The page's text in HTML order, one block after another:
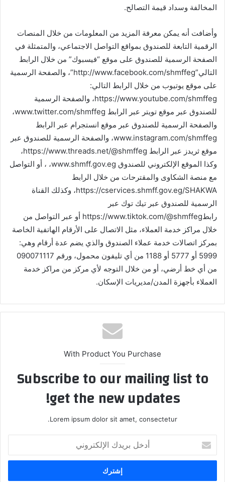
المخالفة وسداد قيمة التصالح.
وأضافت أنه يمكن معرفة المزيد من المعلومات من خلال المنصات
الرقمية التابعة للصندوق بمواقع التواصل الاجتماعي، والمتمثلة في
الصفحة الرسمية للصندوق على موقع “فيسبوك” من خلال الرابط
التالي”http://www.facebook.com/shmffeg”، والصفحة الرسمية
على موقع يوتيوب من خلال الرابط التالي:
https://www.youtube.com/shmffeg، والصفحة الرسمية
للصندوق عبر موقع تويتر عبر الرابط www.twitter.com/shmffeg،
والصفحة الرسمية للصندوق عبر موقع انستجرام عبر الرابط
www.instagram.com/shmffeg، والصفحة الرسمية للصندوق عبر
موقع ثريدز عبر الرابط https://www.threads.net/@shmffeg،
وكذا الموقع الإلكتروني للصندوق www.shmff.gov.eg، ، أو التواصل
مع منصة الشكاوى والمقترحات من خلال الرابط
https://cservices.shmff.gov.eg/SHAKWA، وكذلك القناة
الرسمية للصندوق عبر تيك توك عبر
رابطhttps://www.tiktok.com/@shmffeg أو عبر التواصل من
خلال مراكز خدمة العملاء، مثل الاتصال على الأرقام الهاتفية الخاصة
بمركز اتصالات خدمة عملاء الصندوق والذي يضم عدة أرقام وهي:
5999 أو 5777 أو 1188 من أي تليفون محمول، ورقم 090071117
من أي خط أرضي، أو من خلال التوجه لأي مركز من مراكز خدمة
العملاء بأجهزة المدن/مديريات الإسكان.
With Product You Purchase
Subscribe to our mailing list to
get the new updates!
Lorem ipsum dolor sit amet, consectetur.
بريدك
الإلكتروني